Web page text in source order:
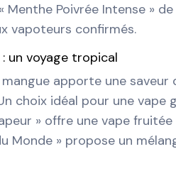
Menthe Poivrée Intense »
vapoteurs confirmés.
un voyage tropical
mangue apporte une
choix idéal pour une vape
» offre une vape
Monde » propose un